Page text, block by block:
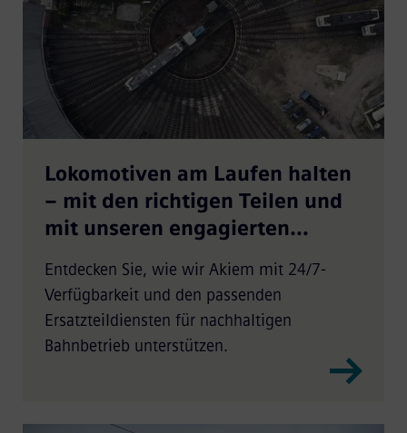
Lokomotiven am Laufen halten
– mit den richtigen Teilen und
mit unseren engagierten
Entdecken Sie, wie wir Akiem mit 24/7-
Verfügbarkeit und den passenden
Ersatzteildiensten für nachhaltigen
Bahnbetrieb unterstützen.